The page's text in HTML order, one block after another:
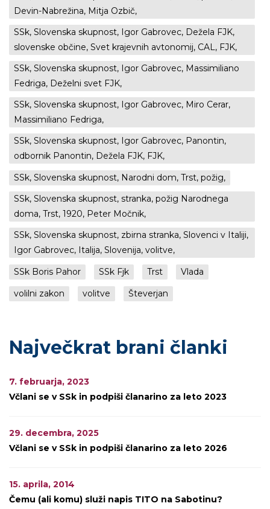
Devin-Nabrežina, Mitja Ozbič,
SSk, Slovenska skupnost, Igor Gabrovec, Dežela FJK,
slovenske občine, Svet krajevnih avtonomij, CAL, FJK,
SSk, Slovenska skupnost, Igor Gabrovec, Massimiliano
Fedriga, Deželni svet FJK,
SSk, Slovenska skupnost, Igor Gabrovec, Miro Cerar,
Massimiliano Fedriga,
SSk, Slovenska skupnost, Igor Gabrovec, Panontin,
odbornik Panontin, Dežela FJK, FJK,
SSk, Slovenska skupnost, Narodni dom, Trst, požig,
SSk, Slovenska skupnost, stranka, požig Narodnega
doma, Trst, 1920, Peter Močnik,
SSk, Slovenska skupnost, zbirna stranka, Slovenci v Italiji,
Igor Gabrovec, Italija, Slovenija, volitve,
SSk Boris Pahor
SSk Fjk Trst
Vlada
volilni zakon
volitve Števerjan
Največkrat brani članki
7. februarja, 2023
Včlani se v SSk in podpiši članarino za leto 2023
29. decembra, 2025
Včlani se v SSk in podpiši članarino za leto 2026
15. aprila, 2014
Čemu (ali komu) služi napis TITO na Sabotinu?